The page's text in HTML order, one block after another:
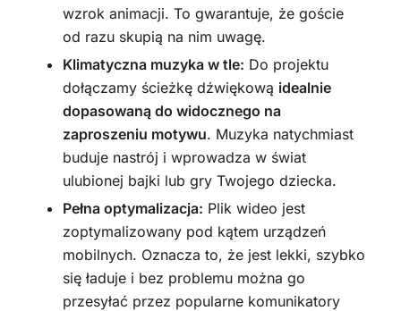
wzrok animacji. To gwarantuje, że goście
od razu skupią na nim uwagę.
Klimatyczna muzyka w tle: Do projektu
dołączamy ścieżkę dźwiękową idealnie
dopasowaną do widocznego na
zaproszeniu motywu. Muzyka natychmiast
buduje nastrój i wprowadza w świat
ulubionej bajki lub gry Twojego dziecka.
Pełna optymalizacja: Plik wideo jest
zoptymalizowany pod kątem urządzeń
mobilnych. Oznacza to, że jest lekki, szybko
się ładuje i bez problemu można go
przesyłać przez popularne komunikatory